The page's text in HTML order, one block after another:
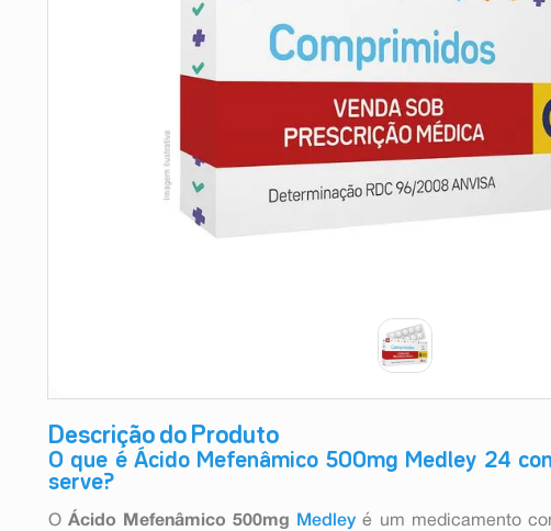
Descrição do Produto
O que é Ácido Mefenâmico 500mg Medley 24
serve?
OÁcido Mefenâmico 500mg Medley é um medicamento
10ºabsorvente